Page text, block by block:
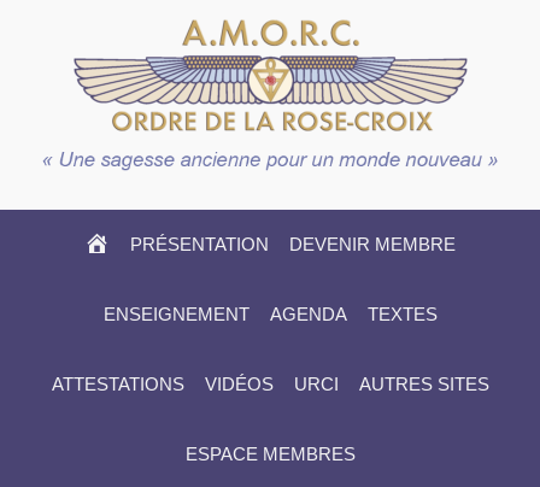
HOME
PRÉSENTATION DEVENIR MEMBRE
ENSEIGNEMENT AGENDA TEXTES
ATTESTATIONS VIDÉOS URCI AUTRES SITES
ESPACE MEMBRES